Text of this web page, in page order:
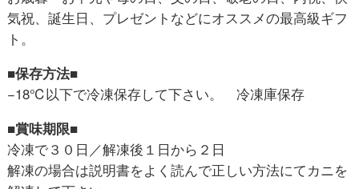
気祝、誕生日、プレゼントなどにオススメの最高級ギフ
ト。
■保存方法■
−18℃以下で冷凍保存して下さい。 冷凍庫保存
■賞味期限■
冷凍で３０日／解凍後１日から２日
解凍の場合は説明書をよく読んで正しい方法にてカニを